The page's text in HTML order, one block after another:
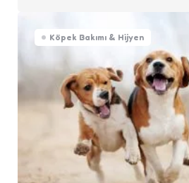
Köpek Bakımı & Hijyen